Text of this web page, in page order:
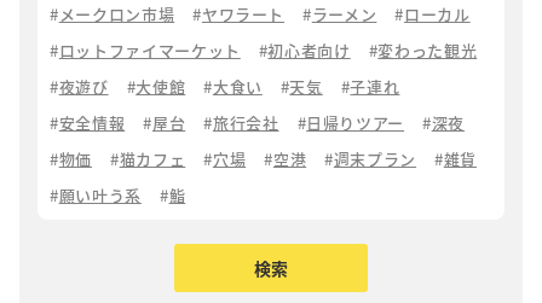
メークロン市場
ヤワラート ラーメン
ローカル
ロットファイマーケット
初心者向け
変わった観光
夜遊び
大使館 大食い 天気
子連れ
安全情報
屋台 旅行会社 日帰りツアー
深夜
物価
猫カフェ 穴場 空港 週末プラン
雑貨
願い叶う系
鮨